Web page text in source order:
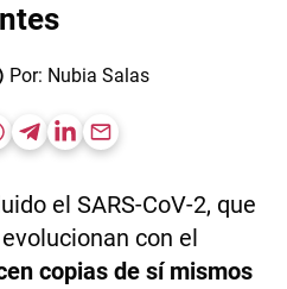
Por: Nubia Salas
el SARS-CoV-2, que
con el
copias de sí mismos